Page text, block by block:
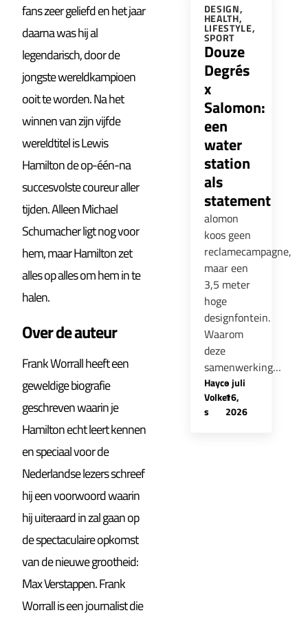
fans zeer geliefd en het jaar
daarna was hij al
legendarisch, door de
jongste wereldkampioen
ooit te worden. Na het
winnen van zijn vijfde
wereldtitel is Lewis
Hamilton de op-één-na
succesvolste coureur aller
tijden. Alleen Michael
Schumacher ligt nog voor
hem, maar Hamilton zet
alles op alles om hem in te
halen.
Over de auteur
Frank Worrall heeft een
geweldige biografie
geschreven waarin je
Hamilton echt leert kennen
en speciaal voor de
Nederlandse lezers schreef
hij een voorwoord waarin
hij uiteraard in zal gaan op
de spectaculaire opkomst
van de nieuwe grootheid:
Max Verstappen. Frank
Worrall is een journalist die
DESIGN,
HEALTH,
LIFESTYLE,
SPORT
Douze
Degrés
x
Salomon:
een
water
station
als
statement
alomon
koos geen
reclamecampagne,
maar een
3,5 meter
hoge
designfontein.
Waarom
deze
samenwerking…
Hayco
Volker
s
-juli
16,
2026